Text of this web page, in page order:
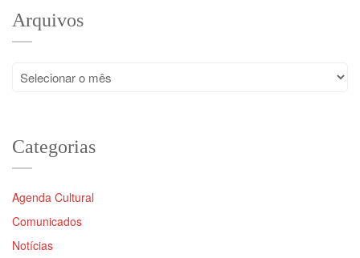
Arquivos
Arquivos
Categorias
Agenda Cultural
Comunicados
Notícias